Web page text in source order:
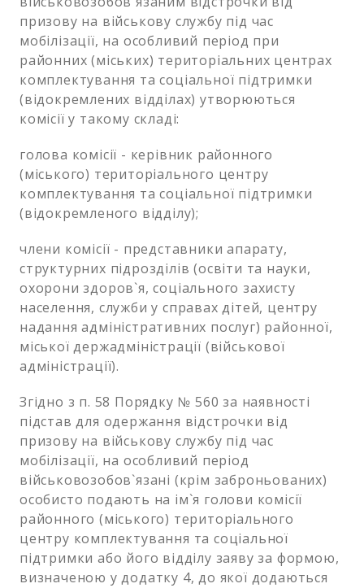
призову на військову службу під час
мобілізації, на особливий період при
районних (міських) територіальних центрах
комплектування та соціальної підтримки
(відокремлених відділах) утворюються
комісії у такому складі:
голова комісії - керівник районного
(міського) територіального центру
комплектування та соціальної підтримки
(відокремленого відділу);
члени комісії - представники апарату,
структурних підрозділів (освіти та науки,
охорони здоров`я, соціального захисту
населення, служби у справах дітей, центру
надання адміністративних послуг) районної,
міської держадміністрації (військової
адміністрації).
Згідно з п. 58 Порядку № 560 за наявності
підстав для одержання відстрочки від
призову на військову службу під час
мобілізації, на особливий період
військовозобов`язані (крім заброньованих)
особисто подають на ім`я голови комісії
районного (міського) територіального
центру комплектування та соціальної
підтримки або його відділу заяву за формою,
визначеною у додатку 4, до якої додаються